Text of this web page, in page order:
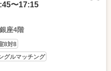
〜17:15
銀座4階
8対8
グルマッチング